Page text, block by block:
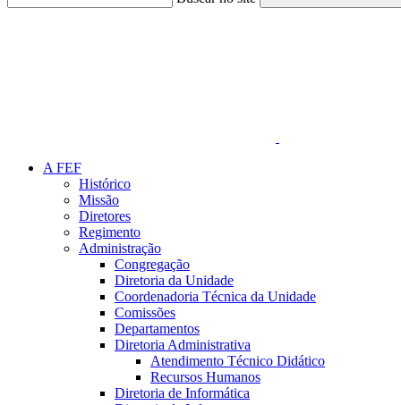
A FEF
Histórico
Missão
Diretores
Regimento
Administração
Congregação
Diretoria da Unidade
Coordenadoria Técnica da Unidade
Comissões
Departamentos
Diretoria Administrativa
Atendimento Técnico Didático
Recursos Humanos
Diretoria de Informática